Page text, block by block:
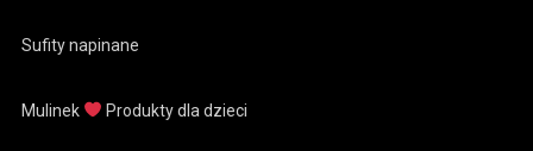
Sufity napinane
Mulinek Produkty dla dzieci